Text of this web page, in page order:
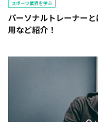
スポーツ業界を学ぶ
パーソナルトレーナー
用など紹介！